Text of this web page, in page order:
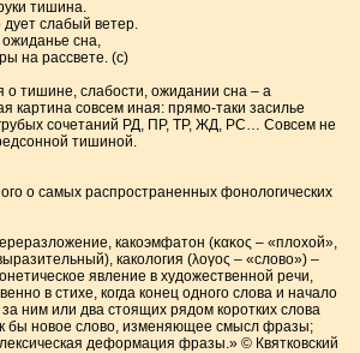
тишина.
дует слабый ветер.
сна,
на рассвете. (c)
о тишине, слабости, ожидании сна – а
картина совсем иная: прямо-таки засилье
сочетаний РД, ПР, ТР, ЖД, РС… Совсем не
тишиной.
о самых распространенных фонологических
какоэмфатон (κακоς – «плохой»,
какология (λоγος – «слово») –
явление в художественной речи,
в стихе, когда конец одного слова и начало
ним или два стоящих рядом коротких слова
бы новое слово, изменяющее смысл фразы;
деформация фразы.» © Квятковский